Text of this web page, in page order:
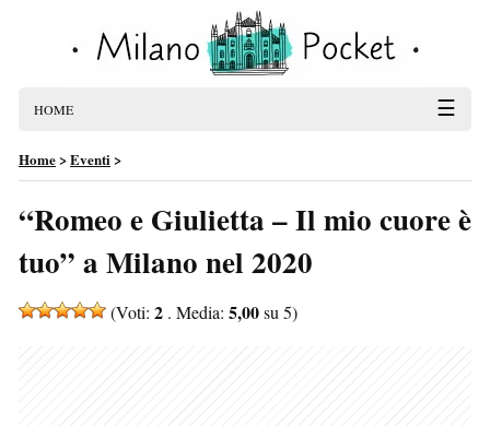
HOME ☰
Home>Eventi>
“Romeo e Giulietta – Il mio cuore è
tuo” a Milano nel 2020
(Voti: 2 . Media: 5,00su 5)